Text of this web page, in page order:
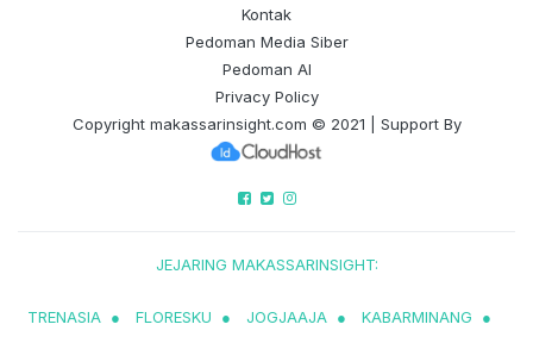
Kontak
Pedoman Media Siber
Pedoman AI
Privacy Policy
Copyright makassarinsight.com © 2021 | Support By
JEJARING MAKASSARINSIGHT:
TRENASIA ● FLORESKU ● JOGJAAJA ● KABARMINANG
●